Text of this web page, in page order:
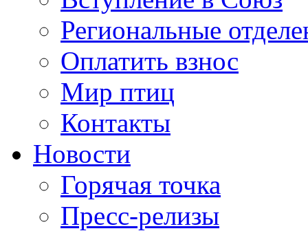
Региональные
Оплатить взнос
Мир птиц
Контакты
Новости
Горячая точка
Пресс-релизы